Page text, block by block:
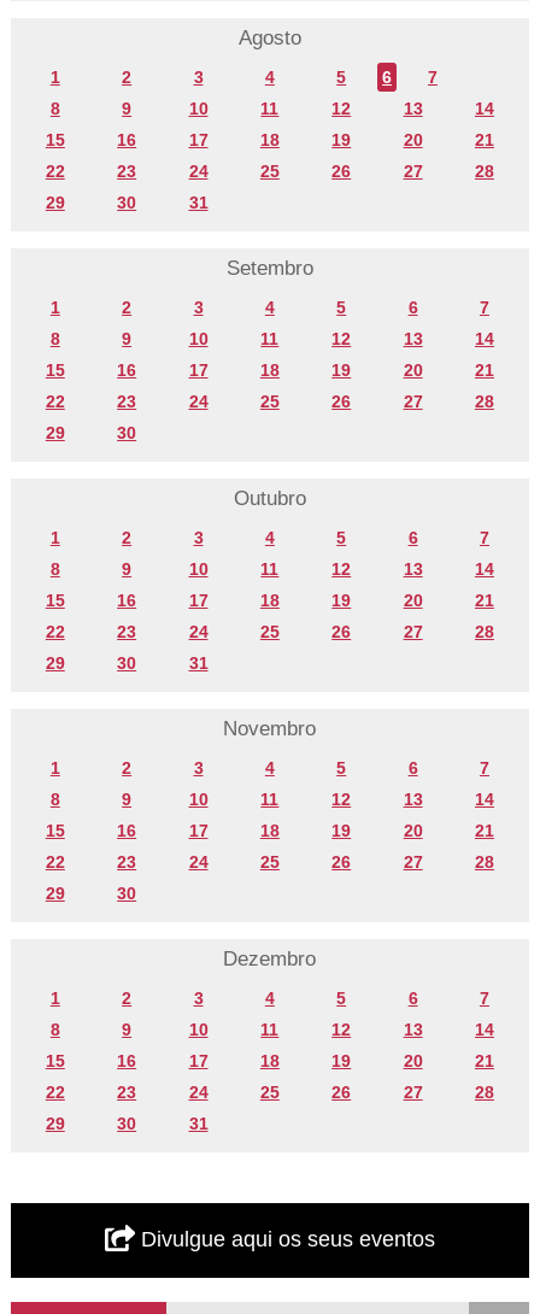
Agosto
1 2 3 4 5 6
7
8
9 10 11 12 13
14
15
16 17 18 19 20
21
22
23 24 25 26 27
28
29
30 31
Setembro
1 2 3 4 5 6
7
8
9 10 11 12 13
14
15
16 17 18 19 20
21
22
23 24 25 26 27
28
29
30
Outubro
1 2 3 4 5 6
7
8
9 10 11 12 13
14
15
16 17 18 19 20
21
22
23 24 25 26 27
28
29
30 31
Novembro
1 2 3 4 5 6
7
8
9 10 11 12 13
14
15
16 17 18 19 20
21
22
23 24 25 26 27
28
29
30
Dezembro
1 2 3 4 5 6
7
8
9 10 11 12 13
14
15
16 17 18 19 20
21
22
23 24 25 26 27
28
29
30 31
Divulgue aqui os seus eventos